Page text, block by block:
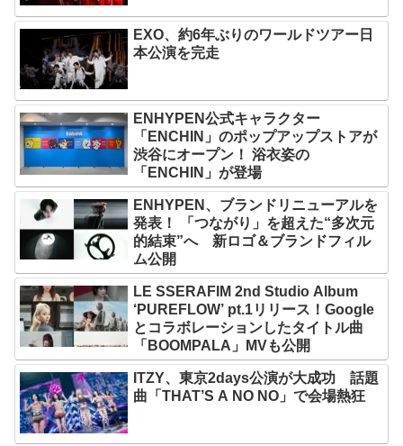
EXO、約6年ぶりのワールドツアー日
本公演を完走
ENHYPEN公式キャラクター
「ENCHIN」のポップアップストアが
渋谷にオープン！ 浴衣姿の
「ENCHIN」が登場
ENHYPEN、ブランドリニューアルを
発表！ 「つながり」を超えた“多次元
的結束”へ 新ロゴ＆ブランドフィル
ム公開
LE SSERAFIM 2nd Studio Album
‘PUREFLOW’ pt.1リリース！Google
とコラボレーションしたタイトル曲
「BOOMPALA」MVも公開
ITZY、東京2days公演が大成功 話題
曲「THAT’S A NO NO」で会場熱狂